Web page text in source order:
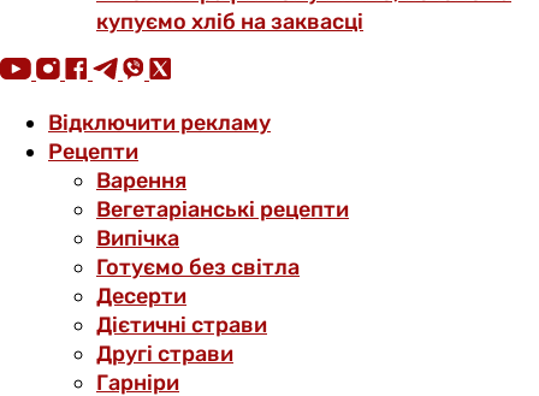
купуємо хліб на заквасці
Відключити рекламу
Рецепти
Варення
Вегетаріанські рецепти
Випічка
Готуємо без світла
Десерти
Дієтичні страви
Другі страви
Гарніри